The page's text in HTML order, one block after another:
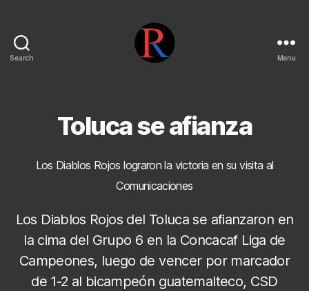
Search Menu
Toluca se afianza
Los Diablos Rojos lograron la victoria en su visita al
Comunicaciones
Los Diablos Rojos del Toluca se afianzaron en
la cima del Grupo 6 en la Concacaf Liga de
Campeones, luego de vencer por marcador
de 1-2 al bicampeón guatemalteco, CSD